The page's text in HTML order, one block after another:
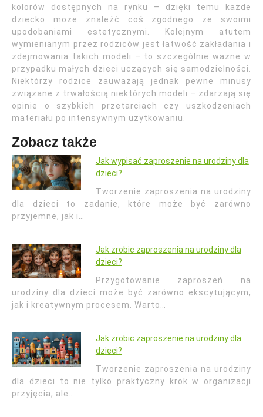
kolorów dostępnych na rynku – dzięki temu każde
dziecko może znaleźć coś zgodnego ze swoimi
upodobaniami estetycznymi. Kolejnym atutem
wymienianym przez rodziców jest łatwość zakładania i
zdejmowania takich modeli – to szczególnie ważne w
przypadku małych dzieci uczących się samodzielności.
Niektórzy rodzice zauważają jednak pewne minusy
związane z trwałością niektórych modeli – zdarzają się
opinie o szybkich przetarciach czy uszkodzeniach
materiału po intensywnym użytkowaniu.
Zobacz także
Jak wypisać zaproszenie na urodziny dla
dzieci?
Tworzenie zaproszenia na urodziny
dla dzieci to zadanie, które może być zarówno
przyjemne, jak i…
Jak zrobic zaproszenia na urodziny dla
dzieci?
Przygotowanie zaproszeń na
urodziny dla dzieci może być zarówno ekscytującym,
jak i kreatywnym procesem. Warto…
Jak zrobic zaproszenie na urodziny dla
dzieci?
Tworzenie zaproszenia na urodziny
dla dzieci to nie tylko praktyczny krok w organizacji
przyjęcia, ale…